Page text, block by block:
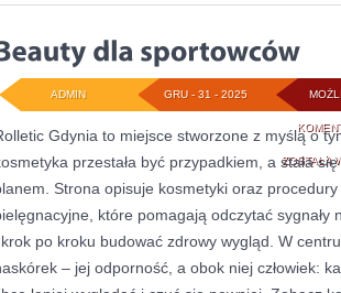
ZOSTAŁA
GRU - 31 - 2025
ADMIN
Gdynia to miejsce stworzone z myślą o
przestała być przypadkiem, a stała
Strona opisuje kosmetyki oraz procedury
które pomagają odczytać sygnały
po kroku budować zdrowy wygląd. W
– jej odporność, a obok niej człowiek: